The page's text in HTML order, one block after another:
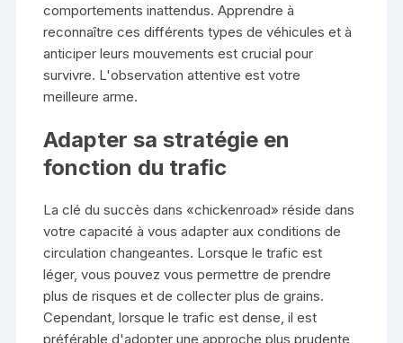
comportements inattendus. Apprendre à
reconnaître ces différents types de véhicules et à
anticiper leurs mouvements est crucial pour
survivre. L'observation attentive est votre
meilleure arme.
Adapter sa stratégie en
fonction du trafic
La clé du succès dans «chickenroad» réside dans
votre capacité à vous adapter aux conditions de
circulation changeantes. Lorsque le trafic est
léger, vous pouvez vous permettre de prendre
plus de risques et de collecter plus de grains.
Cependant, lorsque le trafic est dense, il est
préférable d'adopter une approche plus prudente